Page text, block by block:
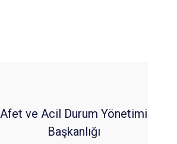
Afet ve Acil Durum Yönetimi
Başkanlığı